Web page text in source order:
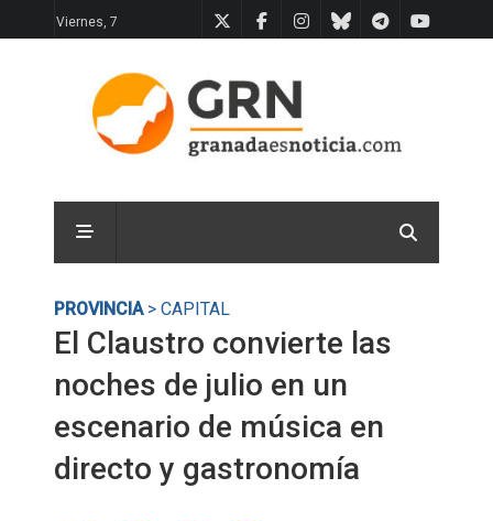
Viernes, 7
PROVINCIA> CAPITAL
El Claustro convierte las
noches de julio en un
escenario de música en
directo y gastronomía